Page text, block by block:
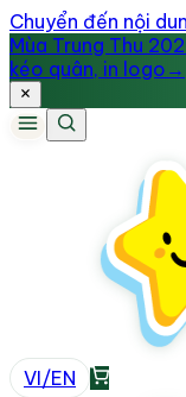
Chuyển đến nội
Mùa Trung Thu
kéo quân, in logo →
VI/EN